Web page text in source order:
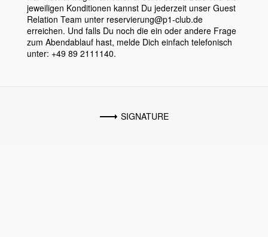
jeweiligen Konditionen kannst Du jederzeit unser Guest
Relation Team unter reservierung@p1-club.de
erreichen. Und falls Du noch die ein oder andere Frage
zum Abendablauf hast, melde Dich einfach telefonisch
unter: +49 89 2111140.
SIGNATURE